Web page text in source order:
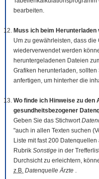
bearbeiten.
Muss ich beim
Um zu gewährleisten, dass die
wiederverwendet werden
heruntergeladenen Dateien
Grafiken herunterladen,
anfertigen, um hinterher die
Wo finde ich Hinweise zu den
gesundheitsbezogener
Geben Sie das Stichwort
"auch in allen Texten suchen
Liste mit fast 200
Rubrik Sonstige in der
Durchsicht zu erleichtern,
z.B. Datenquelle Ärzte .